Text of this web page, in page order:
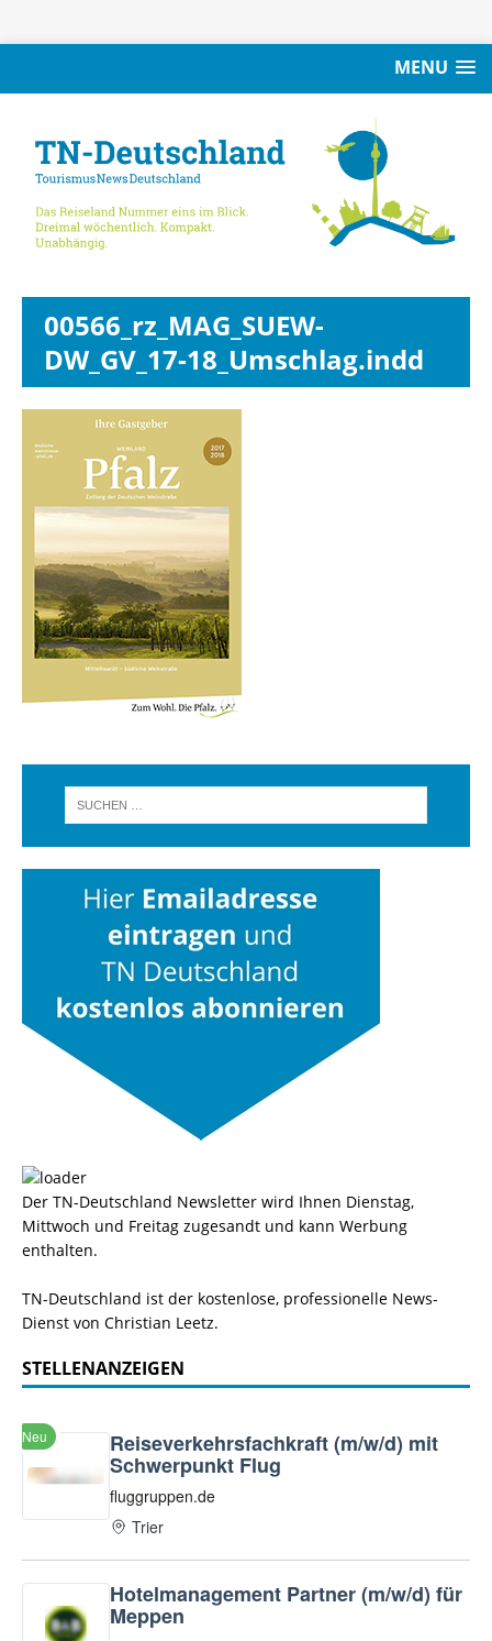
MENU
00566_rz_MAG_SUEW-
DW_GV_17-18_Umschlag.indd
Der TN-Deutschland Newsletter wird Ihnen Dienstag,
Mittwoch und Freitag zugesandt und kann Werbung
enthalten.
TN-Deutschland ist der kostenlose, professionelle News-
Dienst von Christian Leetz.
STELLENANZEIGEN